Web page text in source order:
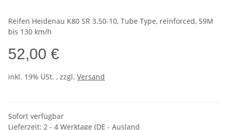
Reifen Heidenau K80 SR 3.50-10, Tube Type, reinforced, 59M
bis 130 km/h
52,00 €
inkl. 19% USt. , zzgl. Versand
Sofort verfügbar
Lieferzeit: 2 - 4 Werktage (DE - Ausland